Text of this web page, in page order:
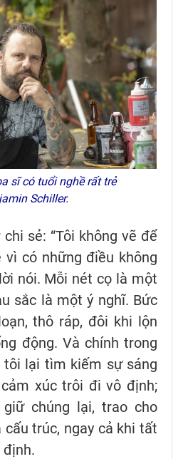
sĩ có tuổi nghề rất trẻ
Schiller.
sẻ: “Tôi không vẽ để
vì có những điều không
nói. Mỗi nét cọ là một
sắc là một ý nghĩ. Bức
thô ráp, đôi khi lộn
động. Và chính trong
tôi lại tìm kiếm sự sáng
xúc trôi đi vô định;
chúng lại, trao cho
cấu trúc, ngay cả khi tất
định.